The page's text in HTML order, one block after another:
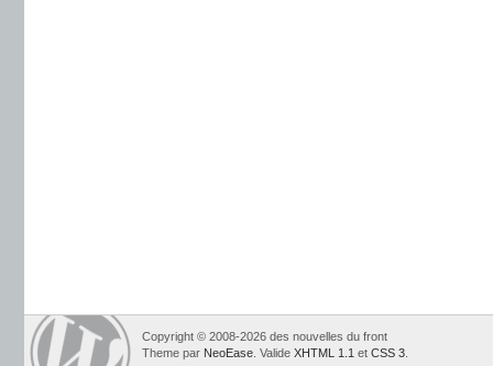
Copyright © 2008-2026 des nouvelles du front
Theme par NeoEase . Valide XHTML 1.1 et CSS 3